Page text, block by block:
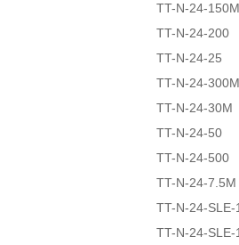
TT-N-24-150M
TT-N-24-200
TT-N-24-25
TT-N-24-300M
TT-N-24-30M
TT-N-24-50
TT-N-24-500
TT-N-24-7.5M
TT-N-24-SLE-
TT-N-24-SLE-